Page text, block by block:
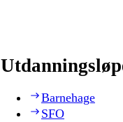
Barnehage
SFO